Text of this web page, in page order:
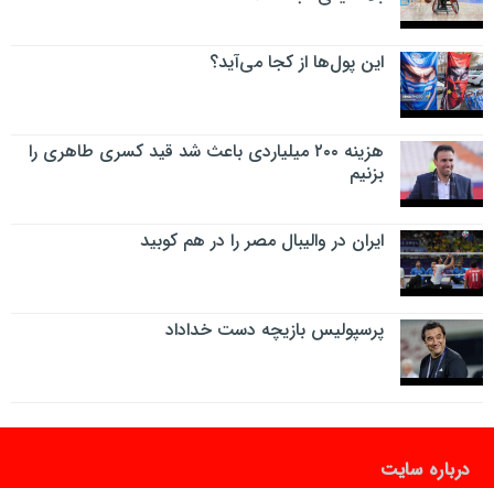
این پول‌ها از کجا می‌آید؟
هزینه ۲۰۰ میلیاردی باعث شد قید کسری طاهری را
بزنیم
ایران در والیبال مصر را در هم کوبید
پرسپولیس بازیچه دست خداداد
درباره سایت